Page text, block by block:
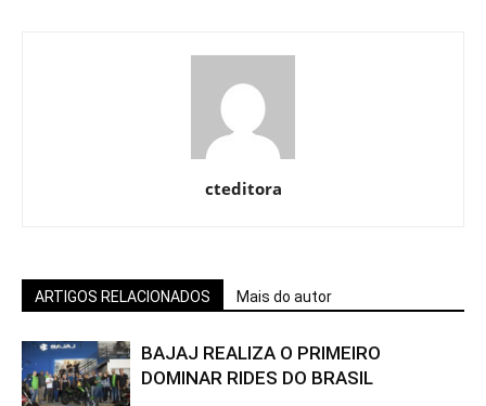
cteditora
ARTIGOS RELACIONADOS Mais do autor
BAJAJ REALIZA O PRIMEIRO
DOMINAR RIDES DO BRASIL